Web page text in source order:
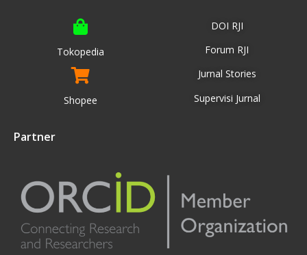
Tokopedia
Shopee
DOI RJI
Forum RJI
Jurnal Stories
Supervisi Jurnal
Partner